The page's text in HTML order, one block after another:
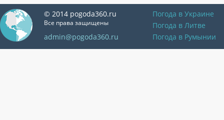
© 2014 pogoda360.ru
Все права защищены
admin@pogoda360.ru
Погода в Украине
Погода в Литве
Погода в Румынии